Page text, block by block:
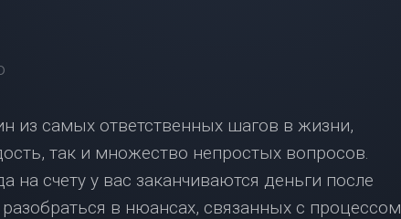
ОТЧАИВАЙТЕСЬ,
НАС
ЕСТЬ
из самых ответственных шагов в жизни,
так и множество непростых вопросов.
на счету у вас заканчиваются деньги после
в нюансах, связанных с процессом